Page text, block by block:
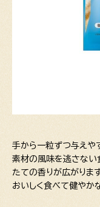
手から一粒ずつ与えや
素材の風味を逃さない
たての香りが広がります
おいしく食べて健やか